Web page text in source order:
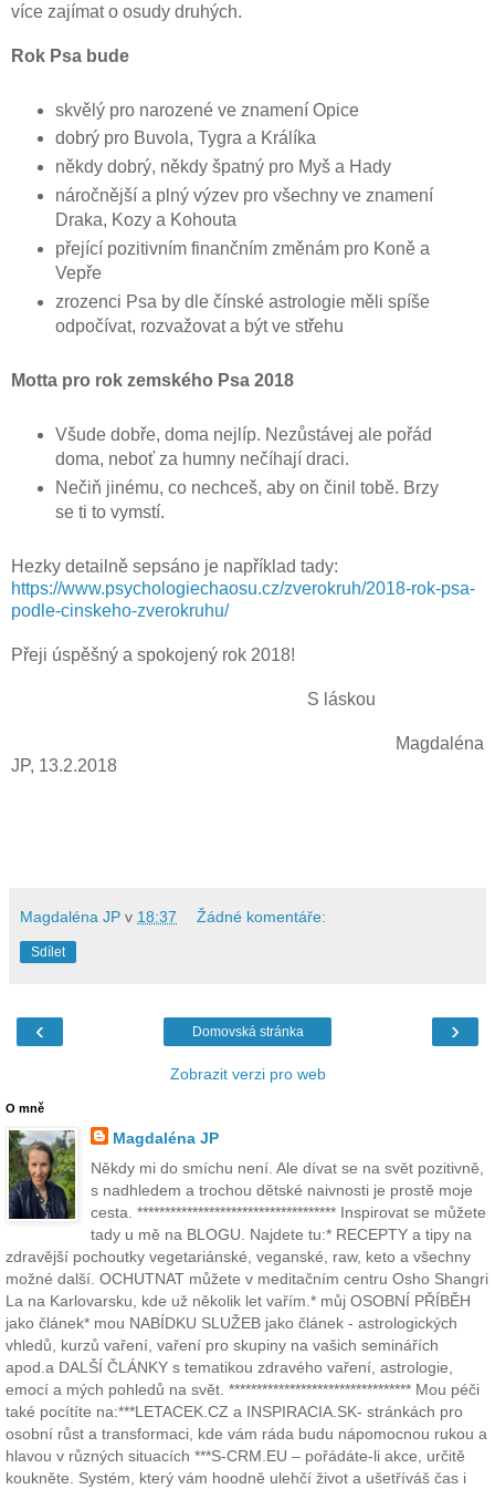
více zajímat o osudy druhých.
Rok Psa bude
skvělý pro narozené ve znamení Opice
dobrý pro Buvola, Tygra a Králíka
někdy dobrý, někdy špatný pro Myš a Hady
náročnější a plný výzev pro všechny ve znamení
Draka, Kozy a Kohouta
přející pozitivním finančním změnám pro Koně a
Vepře
zrozenci Psa by dle čínské astrologie měli spíše
odpočívat, rozvažovat a být ve střehu
Motta pro rok zemského Psa 2018
Všude dobře, doma nejlíp. Nezůstávej ale pořád
doma, neboť za humny nečíhají draci.
Nečiň jinému, co nechceš, aby on činil tobě. Brzy
se ti to vymstí.
Hezky detailně sepsáno je například tady:
https://www.psychologiechaosu.cz/zverokruh/2018-rok-psa-
podle-cinskeho-zverokruhu/
Přeji úspěšný a spokojený rok 2018!
S láskou
Magdaléna
JP, 13.2.2018
Magdaléna JP v 18:37 Žádné komentáře:
Sdílet
‹ ›
Domovská stránka
Zobrazit verzi pro web
O mně
Magdaléna JP
Někdy mi do smíchu není. Ale dívat se na svět pozitivně,
s nadhledem a trochou dětské naivnosti je prostě moje
cesta. ************************************ Inspirovat se můžete
tady u mě na BLOGU. Najdete tu:* RECEPTY a tipy na
zdravější pochoutky vegetariánské, veganské, raw, keto a všechny
možné další. OCHUTNAT můžete v meditačním centru Osho Shangri
La na Karlovarsku, kde už několik let vařím.* můj OSOBNÍ PŘÍBĚH
jako článek* mou NABÍDKU SLUŽEB jako článek - astrologických
vhledů, kurzů vaření, vaření pro skupiny na vašich seminářích
apod.a DALŠÍ ČLÁNKY s tematikou zdravého vaření, astrologie,
emocí a mých pohledů na svět. ********************************* Mou péči
také pocítíte na:***LETACEK.CZ a INSPIRACIA.SK- stránkách pro
osobní růst a transformaci, kde vám ráda budu nápomocnou rukou a
hlavou v různých situacích ***S-CRM.EU – pořádáte-li akce, určitě
koukněte. Systém, který vám hoodně ulehčí život a ušetříváš čas i